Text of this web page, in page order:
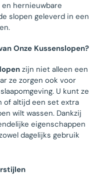
hernieuwbare
slopen geleverd in een
Onze Kussenslopen?
zijn niet alleen een
ze zorgen ook voor
U kunt ze
of altijd een set extra
wilt wassen. Dankzij
eigenschappen
dagelijks gebruik